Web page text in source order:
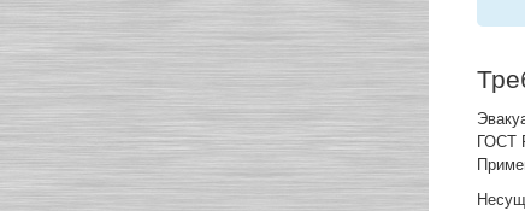
ГОСТ